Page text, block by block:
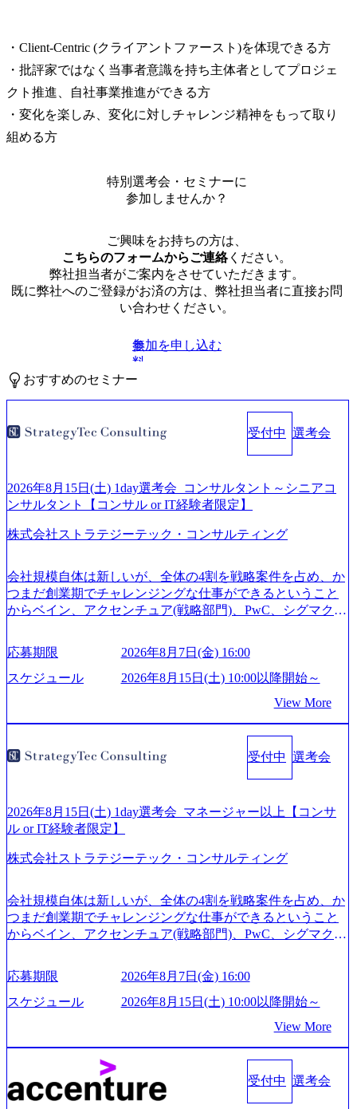
・Client-Centric (クライアントファースト)を体現できる方
・批評家ではなく当事者意識を持ち主体者としてプロジェ
クト推進、自社事業推進ができる方
・変化を楽しみ、変化に対しチャレンジ精神をもって取り
組める方
特別選考会・セミナーに
参加しませんか？
ご興味をお持ちの方は、
こちらのフォームからご連絡ください。
弊社担当者がご案内をさせていただきます。
既に弊社へのご登録がお済の方は、弊社担当者に直接お問
い合わせください。
無
料
参加を申し込む
おすすめのセミナー
受付中 選考会
2026年8月15日(土) 1day選考会_コンサルタント～シニアコ
ンサルタント【コンサル or IT経験者限定】
株式会社ストラテジーテック・コンサルティング
会社規模自体は新しいが、全体の4割を戦略案件を占め、か
つまだ創業期でチャレンジングな仕事ができるということ
からベイン、アクセンチュア(戦略部門)、PwC、シグマクシ
が続々ジョインするピュアな戦略を伸ばす新興ファーム。
事業会社機能へ携われる可能性※SaaSプロダクト、地方創
生、メディアなど リモート比率99%、福岡や北海道在中者
業、通信業界に強みがあり、ヘルスケアな業界は広げてい
く予定 インセンティブ支給という他社にはない制度 ワンプ
始～ 2026年8月7日(金) 16:00 ※枠が限られておりますので、
ご応募いただいてもご対応できない可能性がございます ※
だいたご応募者様については、1dayではなく通常選考での
ご案内とさせていただきます ● 面接(1次・最終を一度の面
についてご連絡させていただきます。 ● 一日で最終面接ま
合、後日面接や面談のお時間をいただく場合がございます
● 面接、条件面談それぞれ最大1時間を想定しております ・
実施前日までに日程およびURLを共有させていただきます
・面接および条件面談ともに、どの時間開始となってもご
ますと幸いです ※1day選考会のご参加希望の方は、事前に
GAB試験を受検いただきます(受験期限は1day選考会実施日
の3日前まで)。 ※ただし、30代以上のコンサルファーム経
験3年以上の方はGAB受検免除、書類選考のみ。 書類選考
通過後に、GAB試験に合格している方へ1day選考会当日の
ご案内をさせていただきます。 急速なグローバル化により
既存事業では成長戦略を描く事が困難になった大手企業を
サポートするため、新規事業立案や既存事業のトランスフ
応募期限
2026年8月7日(金) 16:00
スケジュール
2026年8月15日(土) 10:00以降開始～
View More
受付中 選考会
2026年8月15日(土) 1day選考会_マネージャー以上【コンサ
ル or IT経験者限定】
株式会社ストラテジーテック・コンサルティング
会社規模自体は新しいが、全体の4割を戦略案件を占め、か
つまだ創業期でチャレンジングな仕事ができるということ
からベイン、アクセンチュア(戦略部門)、PwC、シグマクシ
が続々ジョインするピュアな戦略を伸ばす新興ファーム。
事業会社機能へ携われる可能性※SaaSプロダクト、地方創
生、メディアなど リモート比率99%、福岡や北海道在中者
業、通信業界に強みがあり、ヘルスケアな業界は広げてい
く予定 インセンティブ支給という他社にはない制度 ワンプ
ール制を敷く、柔軟な組織 2026年8月15日(土) 10:00以降開
始～ 2026年8月7日(金) 16:00 ※枠が限られておりますので、
ご応募いただいてもご対応できない可能性がございます ※
応募期限
2026年8月7日(金) 16:00
スケジュール
2026年8月15日(土) 10:00以降開始～
View More
受付中 選考会